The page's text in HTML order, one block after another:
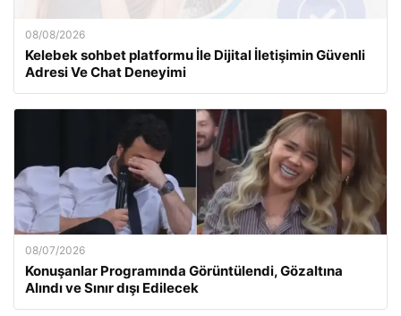
08/08/2026
Kelebek sohbet platformu İle Dijital İletişimin Güvenli
Adresi Ve Chat Deneyimi
08/07/2026
Konuşanlar Programında Görüntülendi, Gözaltına
Alındı ve Sınır dışı Edilecek